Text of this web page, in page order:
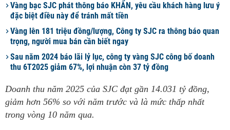
Vàng bạc SJC phát thông báo KHẨN, yêu cầu khách hàng lưu ý
đặc biệt điều này để tránh mất tiền
Vàng lên 181 triệu đồng/lượng, Công ty SJC ra thông báo quan
trọng, người mua bán cần biết ngay
Sau năm 2024 báo lãi lỷ lục, công ty vàng SJC công bố doanh
thu 6T2025 giảm 67%, lợi nhuận còn 37 tỷ đồng
Doanh thu năm 2025 của SJC đạt gần 14.031 tỷ đồng,
giảm hơn 56% so với năm trước và là mức thấp nhất
trong vòng 10 năm qua.